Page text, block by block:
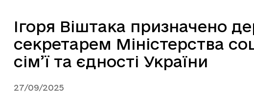
Ігоря Віштака призначено
секретарем Міністерства
сім’ї та єдності України
27/09/2025